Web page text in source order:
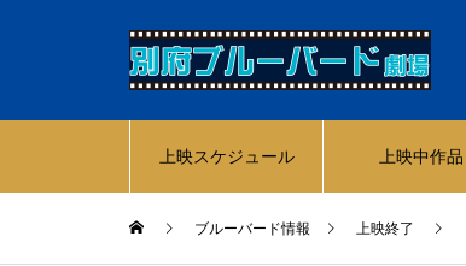
上映スケジュール 上映中作品
ブルーバード情報 上映終了